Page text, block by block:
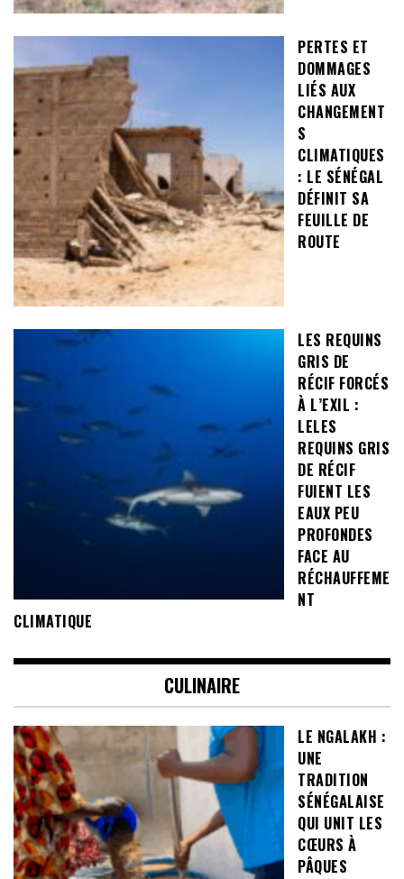
PERTES ET
DOMMAGES
LIÉS AUX
CHANGEMENT
S
CLIMATIQUES
: LE SÉNÉGAL
DÉFINIT SA
FEUILLE DE
ROUTE
LES REQUINS
GRIS DE
RÉCIF FORCÉS
À L’EXIL :
LELES
REQUINS GRIS
DE RÉCIF
FUIENT LES
EAUX PEU
PROFONDES
FACE AU
RÉCHAUFFEME
NT
CLIMATIQUE
CULINAIRE
LE NGALAKH :
UNE
TRADITION
SÉNÉGALAISE
QUI UNIT LES
CŒURS À
PÂQUES